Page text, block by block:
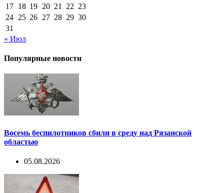
17 18 19 20 21 22 23
24 25 26 27 28 29 30
31
« Июл
Популярные новости
Восемь беспилотников сбили в среду над Рязанской
областью
05.08.2026